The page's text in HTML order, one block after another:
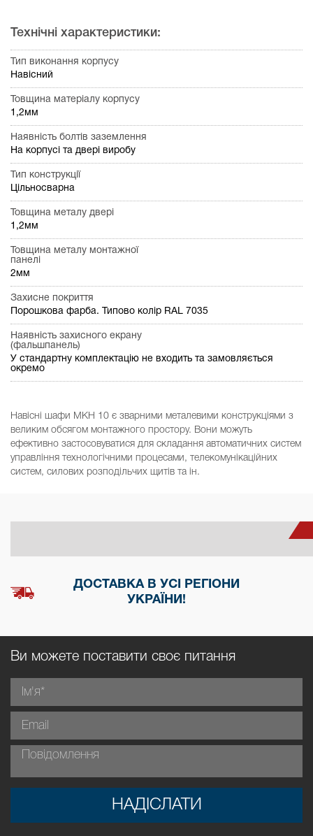
Технічні характеристики:
Тип виконання корпусу
Навісний
Товщина матеріалу корпусу
1,2мм
Наявність болтів заземлення
На корпусі та двері виробу
Тип конструкції
Цільносварна
Товщина металу двері
1,2мм
Товщина металу монтажної
панелі
2мм
Захисне покриття
Порошкова фарба. Типово колір RAL 7035
Наявність захисного екрану
(фальшпанель)
У стандартну комплектацію не входить та замовляється
окремо
Навісні шафи МКН 10 є зварними металевими конструкціями з
великим обсягом монтажного простору. Вони можуть
ефективно застосовуватися для складання автоматичних систем
управління технологічними процесами, телекомунікаційних
систем, силових розподільчих щитів та ін.
ДОСТАВКА В УСІ РЕГІОНИ
УКРАЇНИ!
Ви можете поставити своє питання
НАДІСЛАТИ